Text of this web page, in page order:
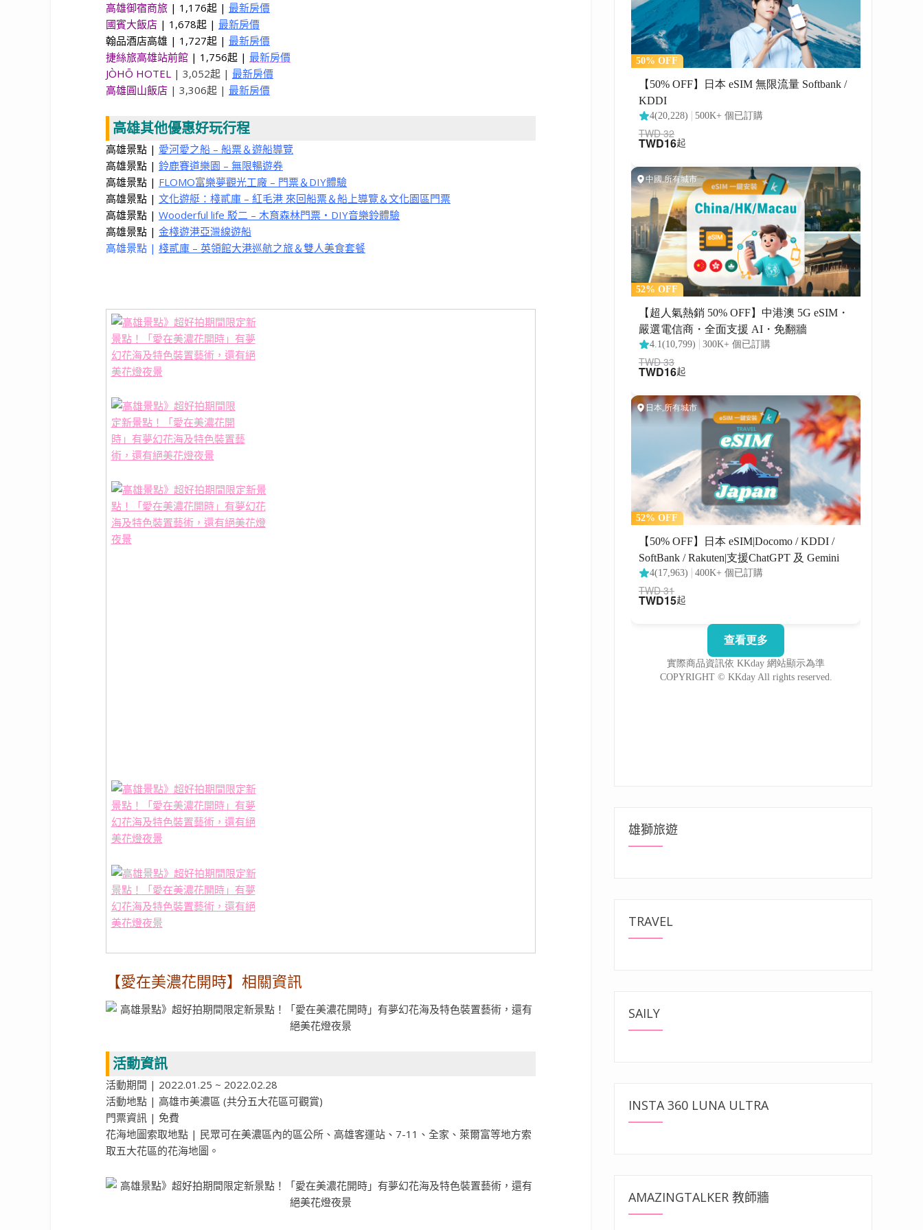
高雄御宿商旅 | 1,176起 | 最新房價
國賓大飯店 | 1,678起 | 最新房價
翰品酒店高雄 | 1,727起 | 最新房價
捷絲旅高雄站前館 | 1,756起 | 最新房價
JÒHŌ HOTEL | 3,052起 | 最新房價
高雄圓山飯店 | 3,306起 | 最新房價
高雄其他優惠好玩行程
高雄景點 | 愛河愛之船 – 船票＆遊船導覽
高雄景點 | 鈴鹿賽道樂園 – 無限暢遊券
高雄景點 | FLOMO富樂夢觀光工廠 – 門票＆DIY體驗
高雄景點 | 文化遊艇：棧貳庫 – 紅毛港 來回船票＆船上導覽＆文化園區門票
高雄景點 | Wooderful life 駁二 – 木育森林門票・DIY音樂鈴體驗
高雄景點 | 金棧遊港亞灣線遊船
高雄景點 | 棧貳庫 – 英領館大港巡航之旅＆雙人美食套餐
【愛在美濃花開時】相關資訊
活動資訊
活動期間 | 2022.01.25 ~ 2022.02.28
活動地點 | 高雄市美濃區 (共分五大花區可觀賞)
門票資訊 | 免費
花海地圖索取地點 | 民眾可在美濃區內的區公所、高雄客運站、7-11、全家、萊爾富等地方索
取五大花區的花海地圖。
雄獅旅遊
TRAVEL
SAILY
INSTA 360 LUNA ULTRA
AMAZINGTALKER 教師牆